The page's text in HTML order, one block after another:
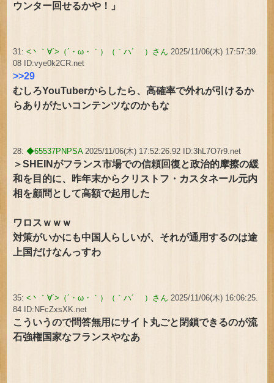
ウンター回せるかや！」
31:<丶｀∀´>（´・ω・｀）（｀ハ´ ）さん 2025/11/06(木) 17:57:39.
08 ID:vye0k2CR.net
>>29
むしろYouTuberからしたら、高確率で外れが引けるか
らありがたいコンテンツなのかもな
28:◆65537PNPSA2025/11/06(木) 17:52:26.92 ID:3hL7O7r9.net
＞SHEINがフランス市場での信頼回復と政治的摩擦の緩
和を目的に、昨年末からクリストフ・カスタネール元内
相を顧問として高額で起用した
ワロスｗｗｗ
対策がいかにも中国人らしいが、それが通用するのは途
上国だけなんっすわ
35:<丶｀∀´>（´・ω・｀）（｀ハ´ ）さん 2025/11/06(木) 16:06:25.
84 ID:NFcZxsXK.net
こういうので問答無用にサイト丸ごと閉鎖できるのが流
石強権国家なフランスやなあ